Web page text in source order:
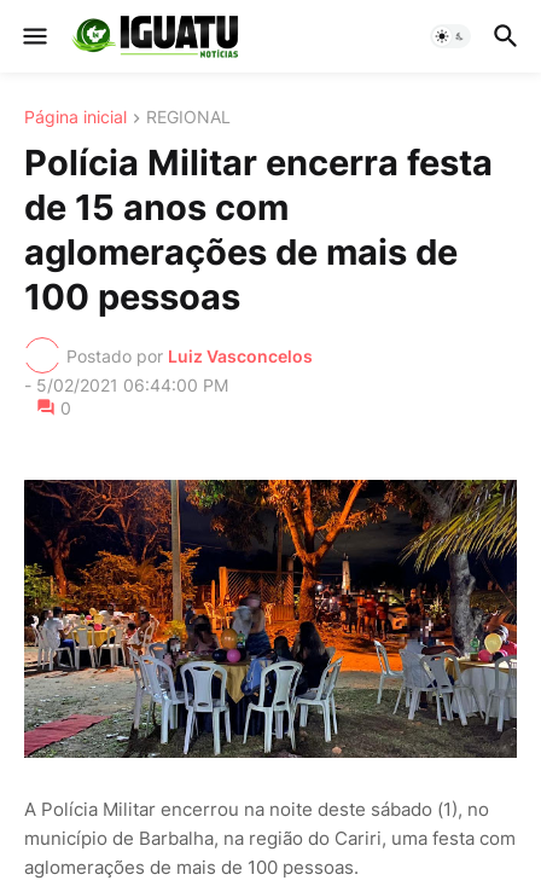
Página inicial REGIONAL
Polícia Militar encerra festa
de 15 anos com
aglomerações de mais de
100 pessoas
Postado por Luiz Vasconcelos
- 5/02/2021 06:44:00 PM
0
A Polícia Militar encerrou na noite deste sábado (1), no
município de Barbalha, na região do Cariri, uma festa com
aglomerações de mais de 100 pessoas.